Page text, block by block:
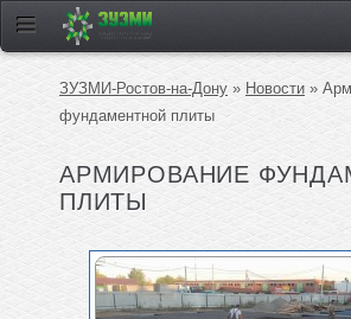
ЗУЗМИ-Ростов-на-Дону » Новости »
фундаментной плиты
АРМИРОВАНИЕ
ПЛИТЫ